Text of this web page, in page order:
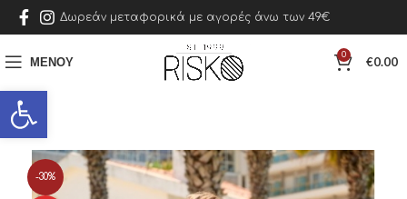
Ανοίξτε τη γραμμή εργαλείων
Δωρεάν μεταφορικά με αγορές άνω των 49€
ΜΕΝΟΎ 0 €0.00
-30%